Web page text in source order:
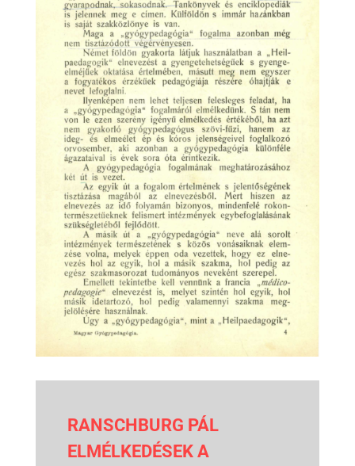
RANSCHBURG PÁL
ELMÉLKEDÉSEK A